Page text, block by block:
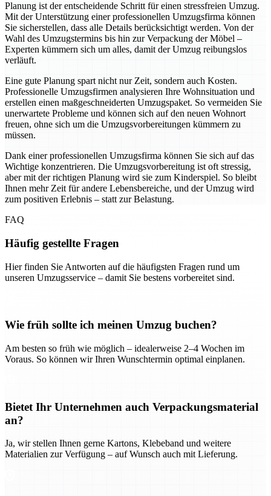
Planung ist der entscheidende Schritt für einen stressfreien Umzug.
Mit der Unterstützung einer professionellen Umzugsfirma können
Sie sicherstellen, dass alle Details berücksichtigt werden. Von der
Wahl des Umzugstermins bis hin zur Verpackung der Möbel –
Experten kümmern sich um alles, damit der Umzug reibungslos
verläuft.
Eine gute Planung spart nicht nur Zeit, sondern auch Kosten.
Professionelle Umzugsfirmen analysieren Ihre Wohnsituation und
erstellen einen maßgeschneiderten Umzugspaket. So vermeiden Sie
unerwartete Probleme und können sich auf den neuen Wohnort
freuen, ohne sich um die Umzugsvorbereitungen kümmern zu
müssen.
Dank einer professionellen Umzugsfirma können Sie sich auf das
Wichtige konzentrieren. Die Umzugsvorbereitung ist oft stressig,
aber mit der richtigen Planung wird sie zum Kinderspiel. So bleibt
Ihnen mehr Zeit für andere Lebensbereiche, und der Umzug wird
zum positiven Erlebnis – statt zur Belastung.
FAQ
Häufig gestellte Fragen
Hier finden Sie Antworten auf die häufigsten Fragen rund um
unseren Umzugsservice – damit Sie bestens vorbereitet sind.
Wie früh sollte ich meinen Umzug buchen?
Am besten so früh wie möglich – idealerweise 2–4 Wochen im
Voraus. So können wir Ihren Wunschtermin optimal einplanen.
Bietet Ihr Unternehmen auch Verpackungsmaterial
an?
Ja, wir stellen Ihnen gerne Kartons, Klebeband und weitere
Materialien zur Verfügung – auf Wunsch auch mit Lieferung.